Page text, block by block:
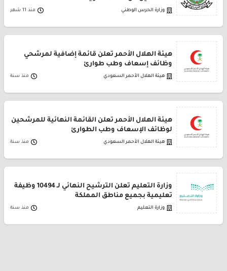
وزارة الحرس الوطني منذ 11 شهر
هيئة الهلال الأحمر تعلن قائمة إضافية لمرشحي
وظائف إسعاف وطب طوارئ
هيئة الهلال الأحمر السعودي منذ سنة
هيئة الهلال الأحمر تعلن القائمة النهائية للمرشحين
لوظائف الإسعاف وطب الطوارئ
هيئة الهلال الأحمر السعودي منذ سنة
وزارة التعليم تعلن الترشيح النهائي لـ 10494 وظيفة
تعليمية بجميع مناطق المملكة
وزارة التعليم منذ سنة